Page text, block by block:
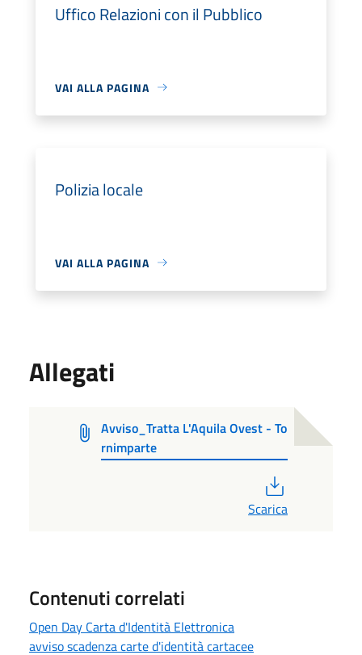
Uffico Relazioni con il Pubblico
VAI ALLA PAGINA
Polizia locale
VAI ALLA PAGINA
Allegati
Avviso_Tratta L'Aquila Ovest - To
rnimparte
Scarica
Contenuti correlati
Open Day Carta d'Identità Elettronica
avviso scadenza carte d'identità cartacee